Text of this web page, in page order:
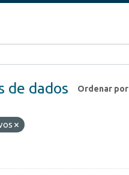
Ordenar por
de dados